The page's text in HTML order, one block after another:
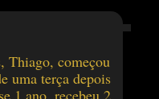
Thiago, começou
uma terça depois
1 ano, recebeu 2